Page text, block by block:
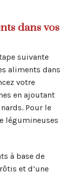
dans vos
suivante
aliments dans
votre
en ajoutant
Pour le
légumineuses
à base de
et d’une